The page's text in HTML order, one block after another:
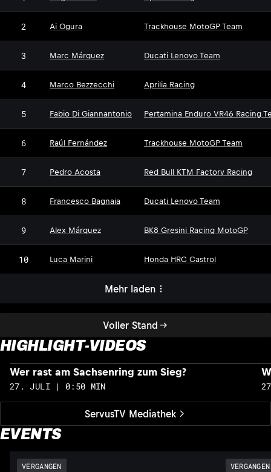
Voller Stand
2 Ai Ogura Trackhouse MotoGP Team
3 Marc Márquez Ducati Lenovo Team
4 Marco Bezzecchi Aprilia Racing
5 Fabio Di Giannantonio Pertamina Enduro VR46 Racing
6 Raúl Fernández Trackhouse MotoGP Team
7 Pedro Acosta Red Bull KTM Factory Racing
8 Francesco Bagnaia Ducati Lenovo Team
9 Alex Márquez BK8 Gresini Racing MotoGP
10 Luca Marini Honda HRC Castrol
Mehr laden
HIGHLIGHT-VIDEOS
ServusTV Mediathek
Wer rast am Sachsenring zum Sieg?
27. JULI | 0:50 MIN
EVENTS
VERGANGEN VERGANGEN